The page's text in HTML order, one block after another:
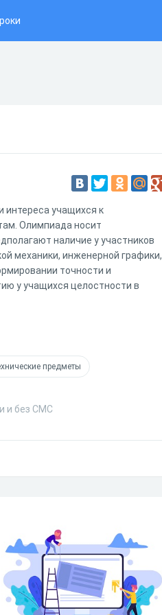
интереса учащихся к
Олимпиада носит
наличие у участников
механики, инженерной графики,
точности и
у учащихся целостности в
предметы
и без СМС